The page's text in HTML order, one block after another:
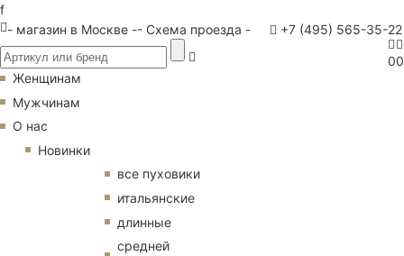
f
- магазин в Москве -- Схема проезда - +7 (495) 565-35-22
00
Женщинам
Мужчинам
О нас
Новинки
все пуховики
итальянские
длинные
средней